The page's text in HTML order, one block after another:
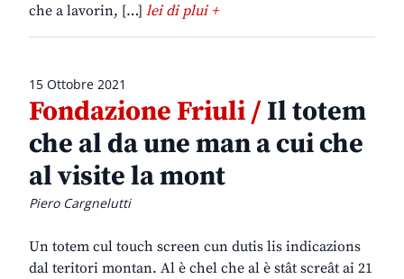
che a lavorin, […] lei di plui +
15 Ottobre 2021
Fondazione Friuli /Il totem
che al da une man a cui che
al visite la mont
Piero Cargnelutti
Un totem cul touch screen cun dutis lis indicazions
dal teritori montan. Al è chel che al è stât screât ai 21